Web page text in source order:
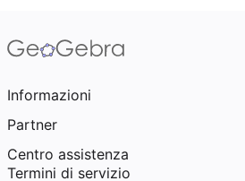
Informazioni
Partner
Centro assistenza
Termini di servizio